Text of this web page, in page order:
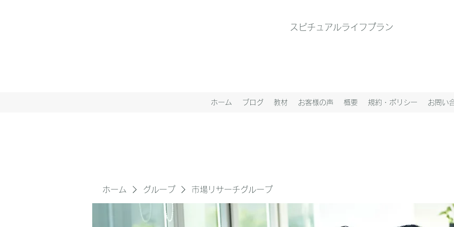
スピチュアルライフプラン
ホーム ブログ 教材 お客様の声 概要 規約・ポリシー お問い
ホーム グループ 市場リサーチグループ